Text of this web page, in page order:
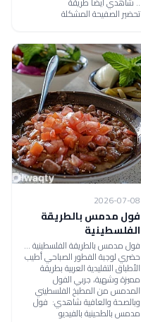
تحضير الصفيحة المشكلة
2026-07-08
فول مدمس بالطريقة
الفلسطينية
فول مدمس بالطريقة الفلسطينية ...
حضري لوجبة الفطور الصباحي أطيب
الأطباق التقليدية العربية بطريقة
مميزة وشهية، جربي الفول
المدمس من المطبخ الفلسطيني
وبالصحة والعافية شاهدي: فول
مدمس بالطحينية بالفيديو